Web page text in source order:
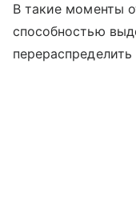
В такие моменты
способностью